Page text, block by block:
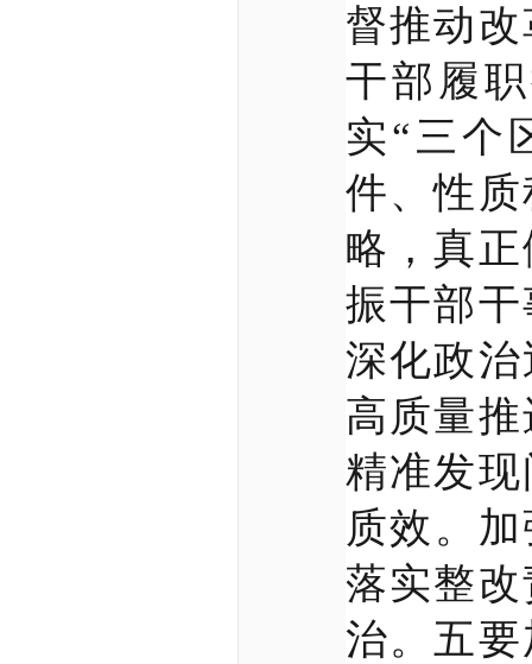
督推动
干部履
实“三个
件、性
略，真
振干部
深化政
高质量
精准发
质效。
落实整
治。五